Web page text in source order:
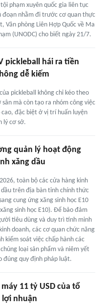
phạm xuyên quốc gia liên tục
đoạn nhằm đi trước cơ quan thực
Văn phòng Liên Hợp Quốc về Ma
(UNODC) cho biết ngày 21/7.
pickleball hái ra tiền
dễ kiếm
pickleball không chỉ kéo theo
sân mà còn tạo ra nhóm công việc
cao, đặc biệt ở vị trí huấn luyện
lý cơ sở.
quản lý hoạt động
xăng dầu
toàn bộ các cửa hàng kinh
dầu trên địa bàn tỉnh chính thức
cung ứng xăng sinh học E10
sinh học E10). Để bảo đảm
tiêu dùng và duy trì tính minh
doanh, các cơ quan chức năng
kiểm soát việc chấp hành các
loại sản phẩm và niêm yết
đúng quy định pháp luật.
máy 11 tỷ USD của tổ
nhuận